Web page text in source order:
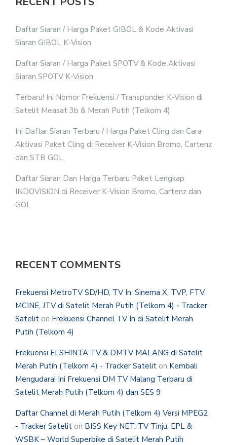
Daftar Siaran / Harga Paket GIBOL & Kode Aktivasi
Siaran GIBOL K-Vision
Daftar Siaran / Harga Paket SPOTV & Kode Aktivasi
Siaran SPOTV K-Vision
Terbaru! Ini Nomor Frekuensi / Transponder K-Vision di
Satelit Measat 3b & Merah Putih (Telkom 4)
Ini Daftar Siaran Terbaru / Harga Paket Cling dan Cara
Aktivasi Paket Cling di Receiver K-Vision Bromo, Cartenz
dan STB GOL
Daftar Siaran Dan Harga Terbaru Paket Lengkap
INDOVISION di Receiver K-Vision Bromo, Cartenz dan
GOL
RECENT COMMENTS
Frekuensi MetroTV SD/HD, TV In, Sinema X, TVP, FTV,
MCINE, JTV di Satelit Merah Putih (Telkom 4) - Tracker
Satelit on Frekuensi Channel TV In di Satelit Merah
Putih (Telkom 4)
Frekuensi ELSHINTA TV & DMTV MALANG di Satelit
Merah Putih (Telkom 4) - Tracker Satelit on Kembali
Mengudara! Ini Frekuensi DM TV Malang Terbaru di
Satelit Merah Putih (Telkom 4) dan SES 9
Daftar Channel di Merah Putih (Telkom 4) Versi MPEG2
- Tracker Satelit on BISS Key NET. TV Tinju, EPL &
WSBK – World Superbike di Satelit Merah Putih